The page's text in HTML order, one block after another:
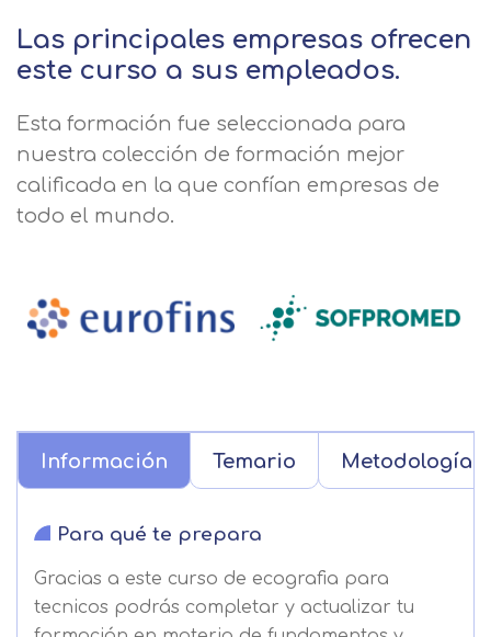
Las principales empresas ofrecen
este curso a sus empleados.
Esta formación fue seleccionada para
nuestra colección de formación mejor
calificada en la que confían empresas de
todo el mundo.
Información Temario Metodología
Para qué te prepara
Gracias a este curso de ecografia para
tecnicos podrás completar y actualizar tu